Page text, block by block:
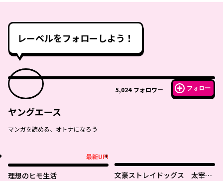
レーベルをフォローしよう！
5,024 フォロワー フォロー
ヤングエース
マンガを読める、オトナになろう
最新UP!
理想のヒモ生活
文豪ストレイドッグス 太宰を